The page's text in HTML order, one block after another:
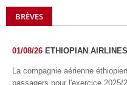
BRÈVES
01/08/26 ETHIOPIAN AIRLINES
La compagnie aérienne
passagers pour l'exercice